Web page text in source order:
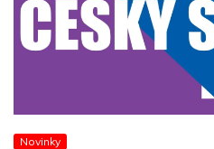
Novinky